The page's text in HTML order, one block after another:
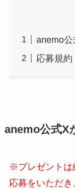
anemo
応募規約
anemo公式X
※プレゼントは
応募をいただき